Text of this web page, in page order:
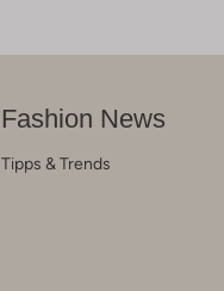
Fashion News
Tipps & Trends